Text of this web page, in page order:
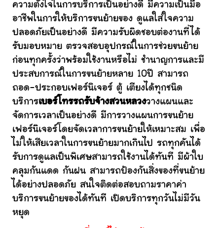
ความตั้งใจในการบริการเป็นอย่างดี มีความเป็นมือ
อาชีพในการให้บริการขนย้ายของ ดูแลใส่ใจความ
ปลอดภัยเป็นอย่างดี มีความรับผิดชอบต่องานที่ได้
รับมอบหมาย ตรวจสอบอุปกรณ์ในการช่วยขนย้าย
ก่อนทุกครั้งว่าพร้อมใช้งานหรือไม่ ชำนาญการและมี
ประสบการณ์ในการขนย้ายหลาย 10ปี สามารถ
ถอด-ประกอบเฟอร์นิเจอร์ ตู้ เตียงได้ทุกชนิด
บริการเบอร์โทรรถรับจ้างสวนหลวงวางแผนและ
จัดการเวลาเป็นอย่างดี มีการวางแผนการขนย้าย
เฟอร์นิเจอร์โดยจัดเวลาการขนย้ายให้เหมาะสม เพื่อ
ไม่ให้เสียเวลาในการขนย้ายมากเกินไป รถทุกคันได้
รับการดูแลเป็นพิเศษสามารถใช้งานได้ทันที มีผ้าใบ
คลุมกันแดด กันฝน สามารถป้องกันสิ่งของที่ขนย้าย
ได้อย่างปลอดภัย สนใจติดต่อสอบถามราคาค่า
บริการขนย้ายของได้ทันที เปิดบริการทุกวันไม่มีวัน
หยุด